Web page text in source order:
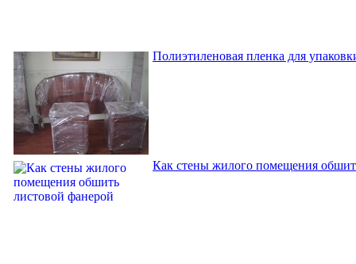
Полиэтиленовая пленка для
Как стены жилого помещения